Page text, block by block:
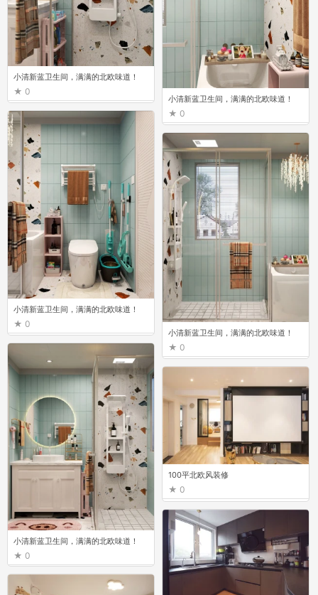
小清新蓝卫生间，满满的北欧味道！
0
小清新蓝卫生间，满满的北欧味道！
0
小清新蓝卫生间，满满的北欧味道！
0
小清新蓝卫生间，满满的北欧味道！
0
100平北欧风装修
0
小清新蓝卫生间，满满的北欧味道！
0